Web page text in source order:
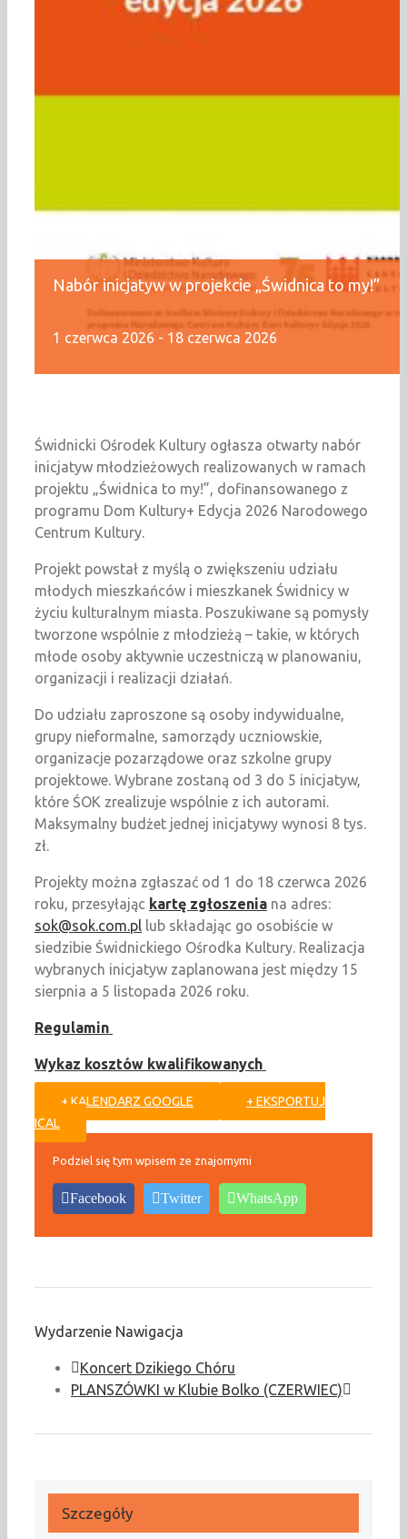
Nabór inicjatyw w projekcie „Świdnica to my!”
1 czerwca 2026 - 18 czerwca 2026
Świdnicki Ośrodek Kultury ogłasza otwarty nabór
inicjatyw młodzieżowych realizowanych w ramach
projektu „Świdnica to my!”, dofinansowanego z
programu Dom Kultury+ Edycja 2026 Narodowego
Centrum Kultury.
Projekt powstał z myślą o zwiększeniu udziału
młodych mieszkańców i mieszkanek Świdnicy w
życiu kulturalnym miasta. Poszukiwane są pomysły
tworzone wspólnie z młodzieżą – takie, w których
młode osoby aktywnie uczestniczą w planowaniu,
organizacji i realizacji działań.
Do udziału zaproszone są osoby indywidualne,
grupy nieformalne, samorządy uczniowskie,
organizacje pozarządowe oraz szkolne grupy
projektowe. Wybrane zostaną od 3 do 5 inicjatyw,
które ŚOK zrealizuje wspólnie z ich autorami.
Maksymalny budżet jednej inicjatywy wynosi 8 tys.
zł.
Projekty można zgłaszać od 1 do 18 czerwca 2026
roku, przesyłając kartę zgłoszenia na adres:
sok@sok.com.pl lub składając go osobiście w
siedzibie Świdnickiego Ośrodka Kultury. Realizacja
wybranych inicjatyw zaplanowana jest między 15
sierpnia a 5 listopada 2026 roku.
Regulamin
Wykaz kosztów kwalifikowanych
+ KALENDARZ GOOGLE
+ EKSPORTUJ
ICAL
Podziel się tym wpisem ze znajomymi
Facebook Twitter WhatsApp
Wydarzenie Nawigacja
Koncert Dzikiego Chóru
PLANSZÓWKI w Klubie Bolko (CZERWIEC)
Szczegóły